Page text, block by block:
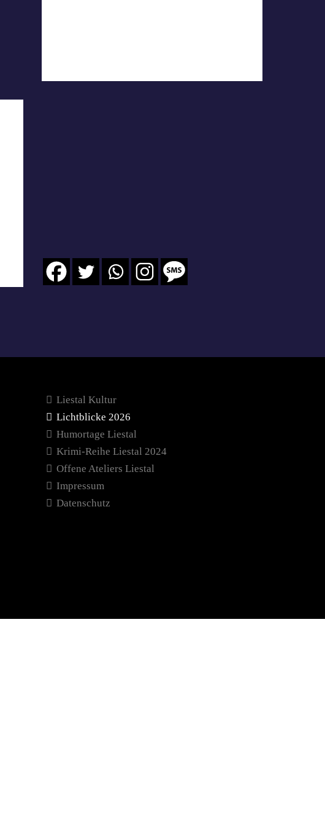
Liestal Kultur
Lichtblicke 2026
Humortage Liestal
Krimi-Reihe Liestal 2024
Offene Ateliers Liestal
Impressum
Datenschutz